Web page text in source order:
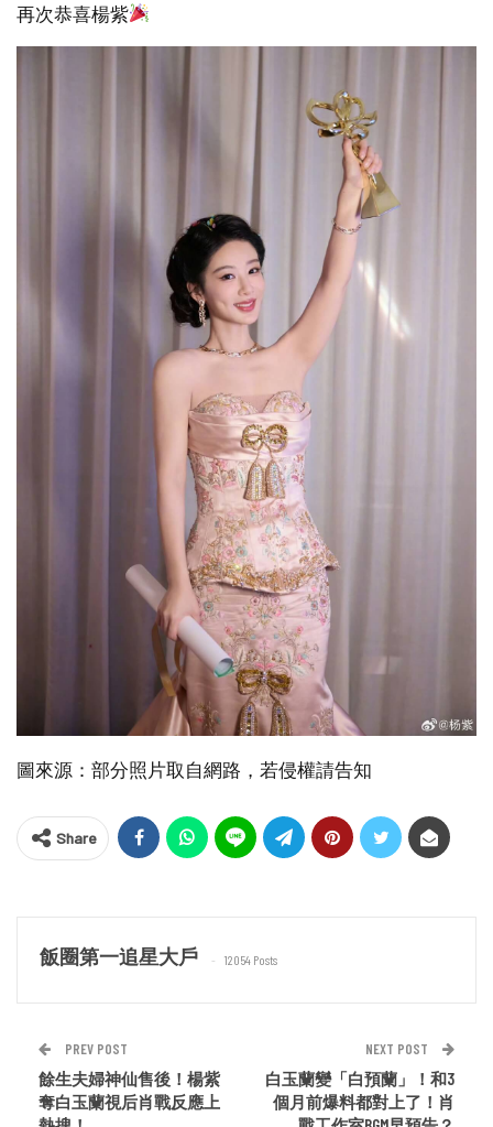
再次恭喜楊紫
圖來源：部分照片取自網路，若侵權請告知
Share
飯圈第一追星大戶 12054 Posts
PREV POST
餘生夫婦神仙售後！楊紫
奪白玉蘭視后肖戰反應上
NEXT POST
白玉蘭變「白預蘭」！和3
個月前爆料都對上了！肖